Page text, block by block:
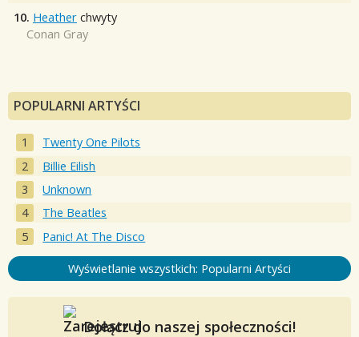
10. Heather chwyty
Conan Gray
POPULARNI ARTYŚCI
Twenty One Pilots
Billie Eilish
Unknown
The Beatles
Panic! At The Disco
Wyświetlanie wszystkich: Popularni Artyści
Dołącz do naszej społeczności!